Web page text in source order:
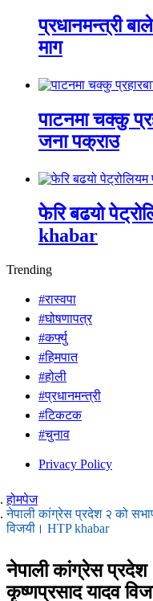
प्रधानमन्त्री
माग
पाटनमा चक्कु
जना पक्राउ
फेरि बढयो
khabar
Trending
#रास्वपा
#घोषणापत्र
#कर्फ्यु
#हिमपात
#होली
#प्रधानमन्त्री
#टिकटक
#चुनाव
Privacy Policy
होमपेज
नेपाली कांग्रेस प्रदेश २ को
विजयी। HTP khabar
नेपाली कांग्रेस प्रदेश
कृष्णप्रसाद यादव